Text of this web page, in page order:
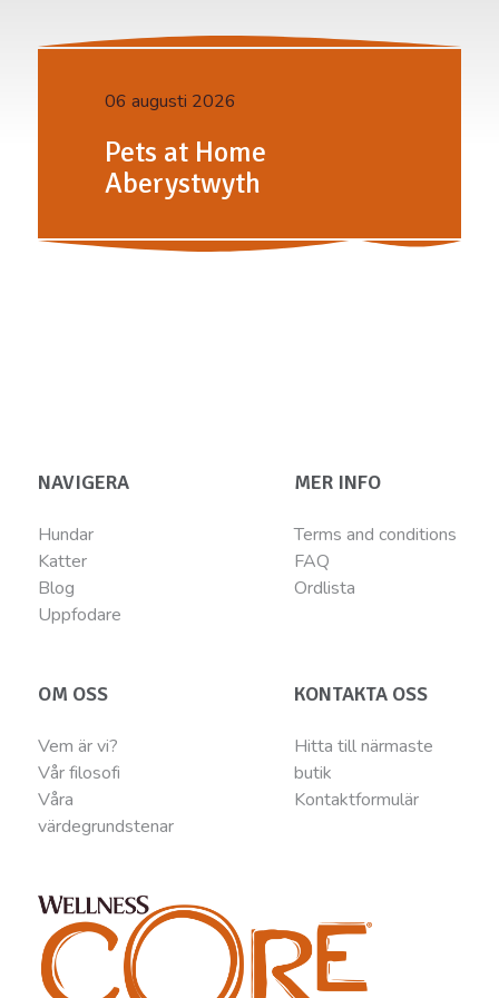
06 augusti 2026
Pets at Home
Aberystwyth
NAVIGERA
Hundar
Katter
Blog
Uppfodare
MER INFO
Terms and conditions
FAQ
Ordlista
OM OSS
Vem är vi?
Vår filosofi
Våra
värdegrundstenar
KONTAKTA OSS
Hitta till närmaste
butik
Kontaktformulär